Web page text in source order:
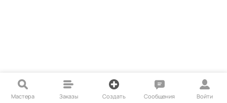
Мастера Заказы Создать Сообщения Войти